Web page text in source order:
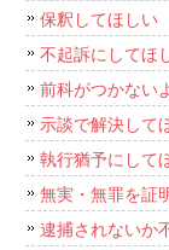
保釈してほしい
不起訴にしてほ
前科がつかない
示談で解決して
執行猶予にして
無実・無罪を証
逮捕されないか